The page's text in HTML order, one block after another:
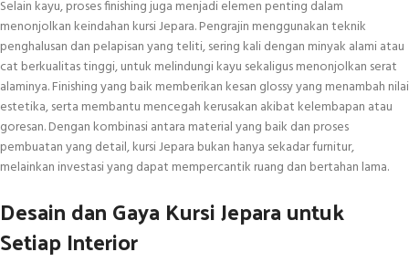
Selain kayu, proses finishing juga menjadi elemen penting dalam
menonjolkan keindahan kursi Jepara. Pengrajin menggunakan teknik
penghalusan dan pelapisan yang teliti, sering kali dengan minyak alami atau
cat berkualitas tinggi, untuk melindungi kayu sekaligus menonjolkan serat
alaminya. Finishing yang baik memberikan kesan glossy yang menambah nilai
estetika, serta membantu mencegah kerusakan akibat kelembapan atau
goresan. Dengan kombinasi antara material yang baik dan proses
pembuatan yang detail, kursi Jepara bukan hanya sekadar furnitur,
melainkan investasi yang dapat mempercantik ruang dan bertahan lama.
Desain dan Gaya Kursi Jepara untuk
Setiap Interior